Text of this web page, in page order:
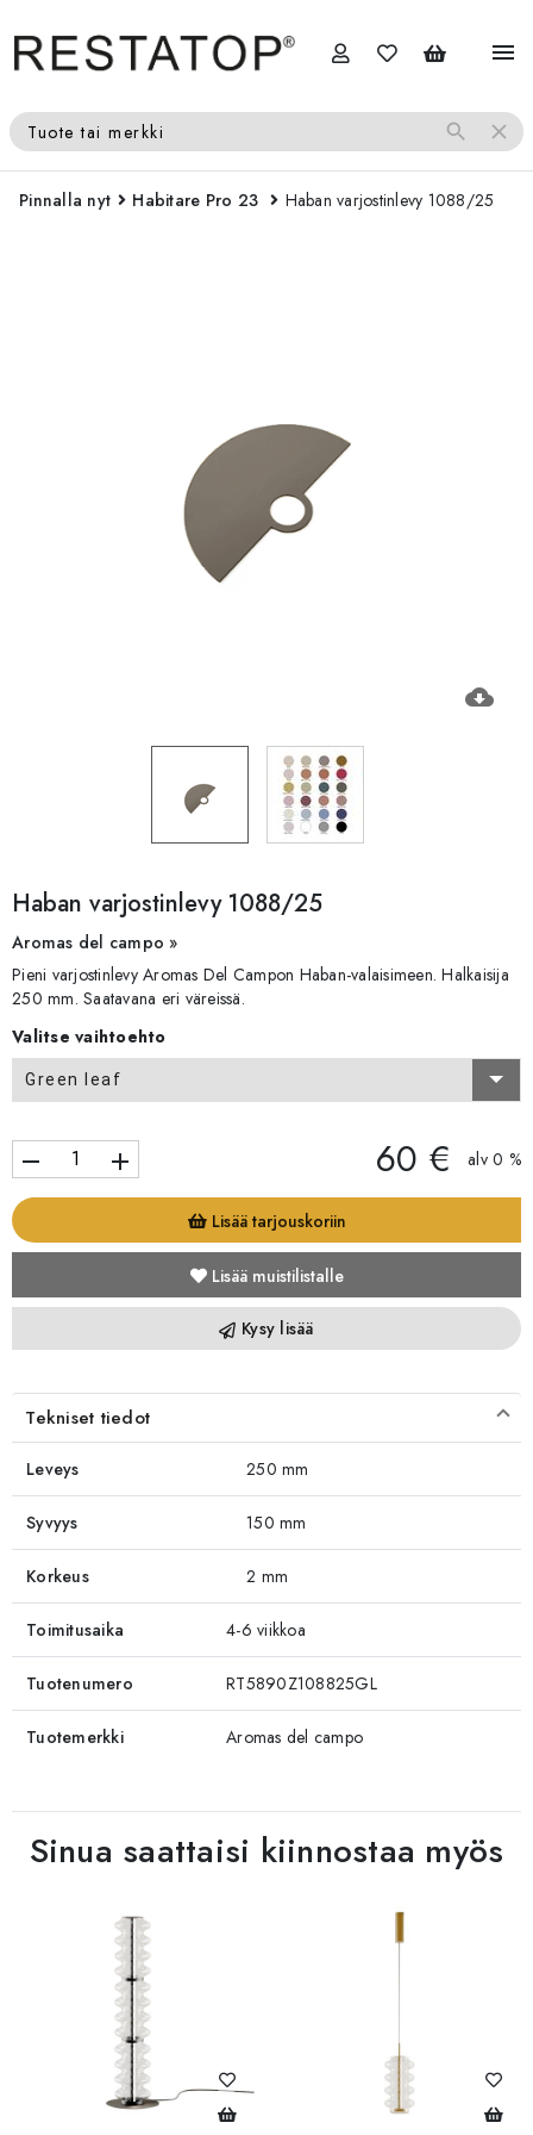
menu
Tuote tai merkki search close
Pinnalla nyt Habitare Pro 23 Haban varjostinlevy 1088/25
cloud_download
Haban varjostinlevy 1088/25
Aromas del campo »
Pieni varjostinlevy Aromas Del Campon Haban-valaisimeen. Halkaisija
250 mm. Saatavana eri väreissä.
Valitse vaihtoehto
Green leaf
remove add 60 € alv 0 %
Lisää tarjouskoriin
Lisää muistilistalle
Kysy lisää
Tekniset tiedot
Leveys 250 mm
Syvyys 150 mm
Korkeus 2 mm
Toimitusaika 4-6 viikkoa
Tuotenumero RT5890Z108825GL
Tuotemerkki Aromas del campo
Sinua saattaisi kiinnostaa myös